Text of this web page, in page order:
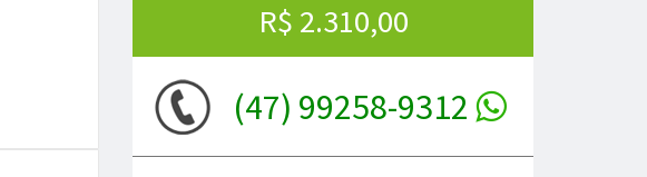
R$ 2.310,00
(47) 99258-9312